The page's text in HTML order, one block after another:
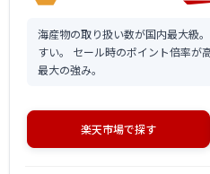
海産物の取り扱い数が国内最大級
すい。 セール時のポイント倍率が
最大の強み。
楽天市場で探す